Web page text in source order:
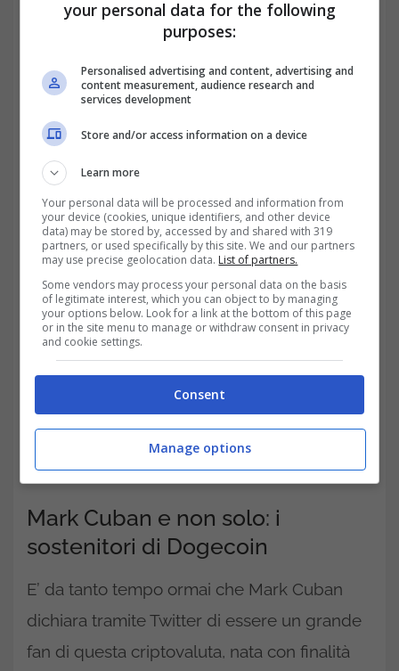
pubblicitaria.
franchigia, che non comprendono il
come quella delle criptovalute, a rivolgersi ai
propri figli teenagers, che utilizzano la app
Tik Tok, “i quali saranno in grado di spiegar
loro tutto quello che serve sapere”.
Mark Cuban e non solo: i
sostenitori di Dogecoin
E’ da tanto tempo ormai che Mark Cuban
dichiara tramite Twitter di essere un grande
fan di questa criptovaluta, nata con finalità
your personal data for the following
purposes:
Personalised advertising and content, advertising and
content measurement, audience research and
services development
Store and/or access information on a device
Learn more
Your personal data will be processed and information from
your device (cookies, unique identifiers, and other device
data) may be stored by, accessed by and shared with 319
partners, or used specifically by this site. We and our partners
may use precise geolocation data. List of partners.
Some vendors may process your personal data on the basis
of legitimate interest, which you can object to by managing
your options below. Look for a link at the bottom of this page
or in the site menu to manage or withdraw consent in privacy
and cookie settings.
Consent
Manage options